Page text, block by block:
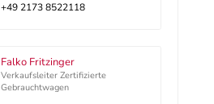
+49 2173 8522118
Falko Fritzinger
Verkaufsleiter Zertifizierte
Gebrauchtwagen